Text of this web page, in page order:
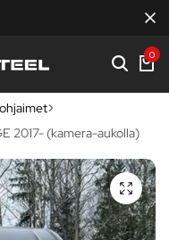
0
2017- (kamera-aukolla)